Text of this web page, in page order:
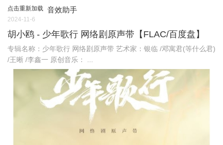
点击重新加载 音效助手
2024-11-6
胡小鸥 - 少年歌行 网络剧原声带【FLAC/百度盘】
专辑名称：少年歌行 网络剧原声带 艺术家：银临 /邓寓君(等什么君)
/王晰 /李鑫一 原创音乐： ...